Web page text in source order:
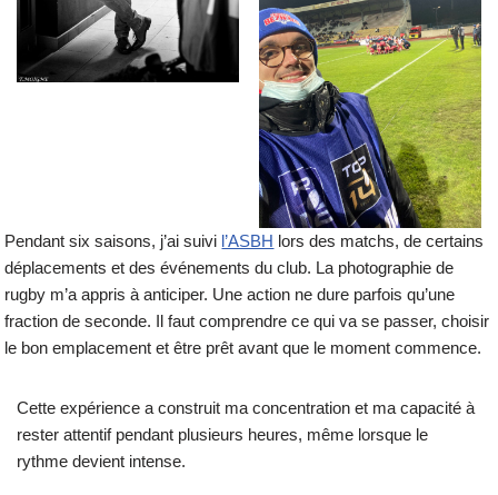
Pendant six saisons, j’ai suivi l’ASBH lors des matchs, de certains
déplacements et des événements du club. La photographie de
rugby m’a appris à anticiper. Une action ne dure parfois qu’une
fraction de seconde. Il faut comprendre ce qui va se passer, choisir
le bon emplacement et être prêt avant que le moment commence.
Cette expérience a construit ma concentration et ma capacité à
rester attentif pendant plusieurs heures, même lorsque le
rythme devient intense.